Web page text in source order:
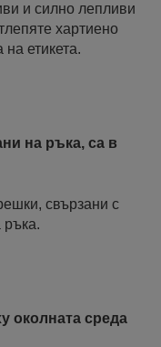
и силно лепливи
хартиено
етикета.
на ръка, са в
свързани с
ръка.
околната среда